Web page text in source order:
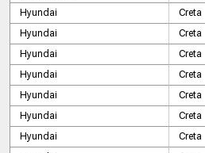
Hyundai
Creta
Hyundai
Creta
Hyundai
Creta
Hyundai
Creta
Hyundai
Creta
Hyundai
Creta
Hyundai
Creta